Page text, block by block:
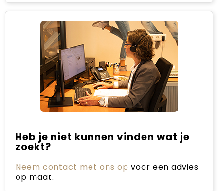
Heb je niet kunnen vinden wat je
zoekt?
Neem contact met ons op voor een advies
op maat.